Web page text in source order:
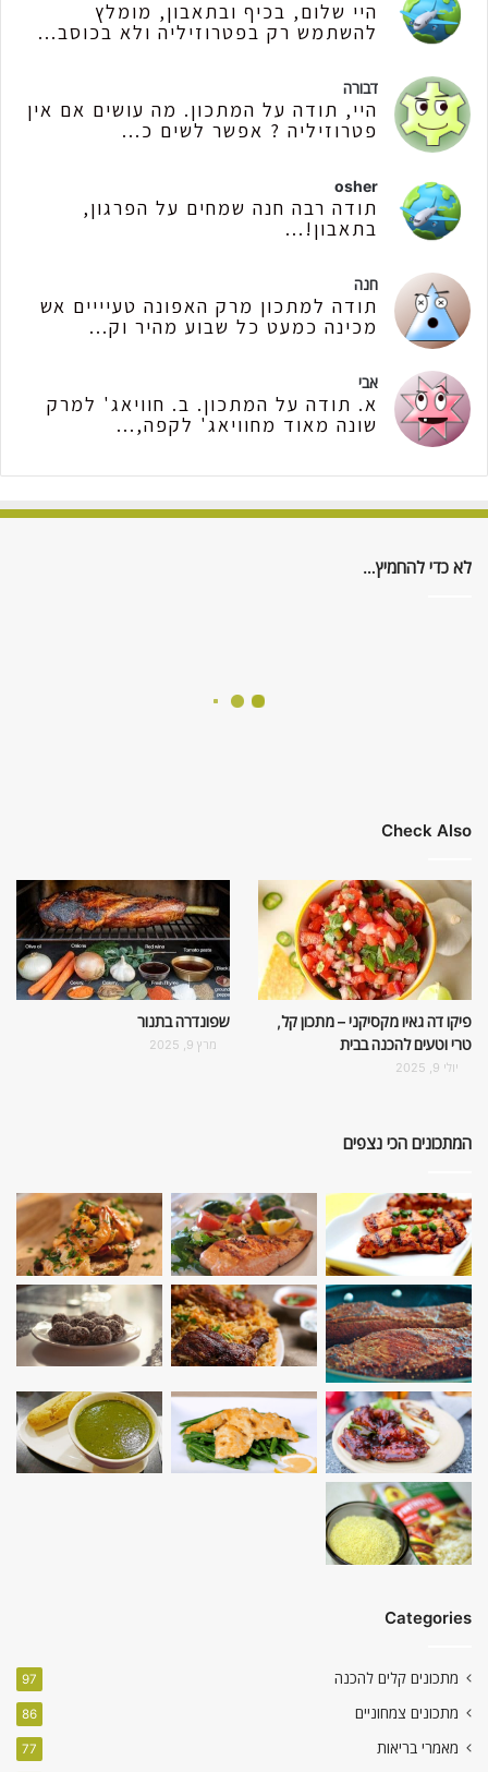
היי שלום, בכיף ובתאבון, מומלץ
להשתמש רק בפטרוזיליה ולא בכוסב...
דבורה
היי, תודה על המתכון. מה עושים אם אין
פטרוזיליה ? אפשר לשים כ...
osher
תודה רבה חנה שמחים על הפרגון,
בתאבון!...
חנה
תודה למתכון מרק האפונה טעיייים אש
מכינה כמעט כל שבוע מהיר וק...
אבי
א. תודה על המתכון. ב. חוויאג' למרק
שונה מאוד מחוויאג' לקפה,...
לא כדי להחמיץ…
Check Also
פיקו דה גאיו מקסיקני – מתכון קל,
טרי וטעים להכנה בבית
יולי 9, 2025
שפונדרה בתנור
מרץ 9, 2025
המתכונים הכי נצפים
Categories
מתכונים קלים להכנה 97
מתכונים צמחוניים 86
מאמרי בריאות 77